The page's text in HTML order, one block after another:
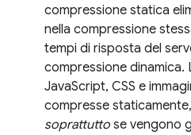
compressione statica
nella compressione
tempi di risposta del
compressione dinamica.
JavaScript, CSS e
compresse
soprattutto se vengono